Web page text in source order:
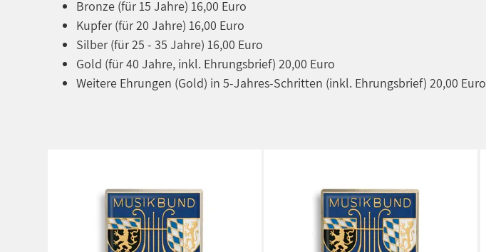
Bronze (für 15 Jahre) 16,00 Euro
Kupfer (für 20 Jahre) 16,00 Euro
Silber (für 25 - 35 Jahre) 16,00 Euro
Gold (für 40 Jahre, inkl. Ehrungsbrief) 20,00 Euro
Weitere Ehrungen (Gold) in 5-Jahres-Schritten (inkl. Ehrungsbrief) 20,00 Euro